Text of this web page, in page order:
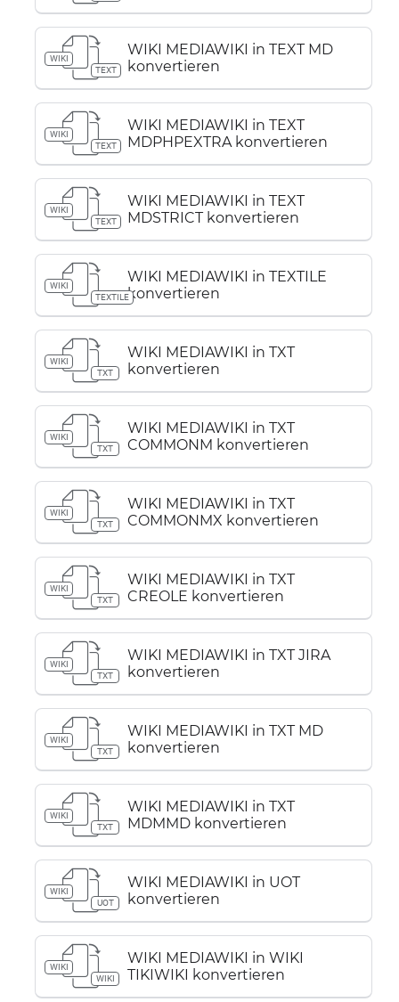
WIKI
TEXT
WIKI MEDIAWIKI in TEXT MD
konvertieren
WIKI
TEXT
WIKI MEDIAWIKI in TEXT
MDPHPEXTRA konvertieren
WIKI
TEXT
WIKI MEDIAWIKI in TEXT
MDSTRICT konvertieren
WIKI
TEXTILE
WIKI MEDIAWIKI in TEXTILE
konvertieren
WIKI
TXT
WIKI MEDIAWIKI in TXT
konvertieren
WIKI
TXT
WIKI MEDIAWIKI in TXT
COMMONM konvertieren
WIKI
TXT
WIKI MEDIAWIKI in TXT
COMMONMX konvertieren
WIKI
TXT
WIKI MEDIAWIKI in TXT
CREOLE konvertieren
WIKI
TXT
WIKI MEDIAWIKI in TXT JIRA
konvertieren
WIKI
TXT
WIKI MEDIAWIKI in TXT MD
konvertieren
WIKI
TXT
WIKI MEDIAWIKI in TXT
MDMMD konvertieren
WIKI
UOT
WIKI MEDIAWIKI in UOT
konvertieren
WIKI
WIKI
WIKI MEDIAWIKI in WIKI
TIKIWIKI konvertieren